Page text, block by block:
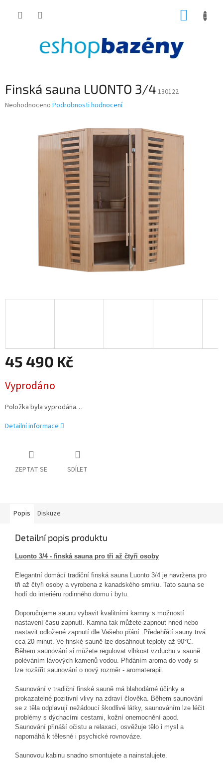
Finská sauna LUONTO 3/4 130122
Průměrné
Neohodnoceno Podrobnosti hodnocení
45 490 Kč
cena:
Vyprodáno
Položka byla vyprodána…
Detailní informace
ZEPTAT SE SDÍLET
Popis Diskuze
Detailní popis produktu
Luonto 3/4 - finská sauna pro tři až čtyři osoby
Elegantní domácí tradiční finská sauna Luonto 3/4 je navržena pro
tři až čtyři osoby a vyrobena z kanadského smrku. Tato sauna se
hodí do interiéru rodinného domu i bytu.
Doporučujeme saunu vybavit kvalitními kamny s možností
nastavení času zapnutí. Kamna tak můžete zapnout hned nebo
nastavit odložené zapnutí dle Vašeho přání. Předehřátí sauny trvá
cca 20 minut. Ve finské sauně lze dosáhnout teploty až 90°C.
Během saunování si můžete regulovat vlhkost vzduchu v sauně
poléváním lávových kamenů vodou. Přidáním aroma do vody si
lze rozšířit saunování o nový rozměr - aromaterapii.
Saunování v tradiční finské sauně má blahodárné účinky a
prokazatelné pozitivní vlivy na zdraví člověka. Během saunování
se z těla odplavují nežádoucí škodlivé látky, saunováním lze léčit
problémy s dýchacími cestami, kožní onemocnění apod.
Saunování přináší očistu a relaxaci, osvěžuje tělo i mysl a
napomáhá k tělesné i psychické rovnováze.
Saunovou kabinu snadno smontujete a nainstalujete.